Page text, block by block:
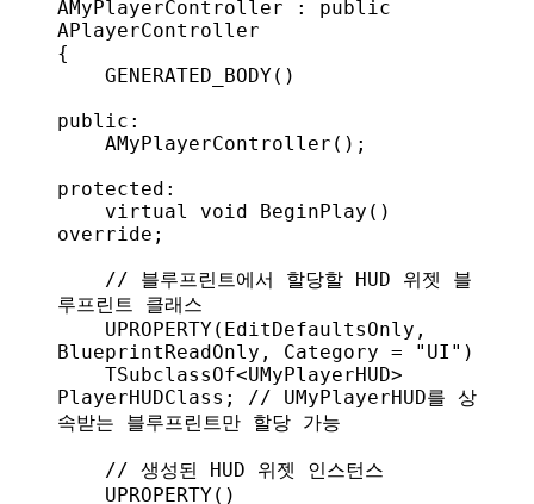
AMyPlayerController : public
APlayerController
{
    GENERATED_BODY
()
public:
    AMyPlayerController
();
protected:
    virtual
void BeginPlay
override ;
루프린트 클래스
    UPROPERTY
( EditDefaultsOnly
BlueprintReadOnly , Category = "UI" )
PlayerHUDClass;
// UMyPlayerHUD를 상
속받는 블루프린트만 할당 가능
    // 생성된 HUD 위젯 인스턴스
    UPROPERTY
()